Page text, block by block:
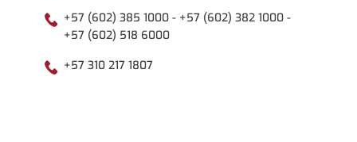
+57 (602) 385 1000 - +57 (602) 382 1000 -
+57 (602) 518 6000
+57 310 217 1807